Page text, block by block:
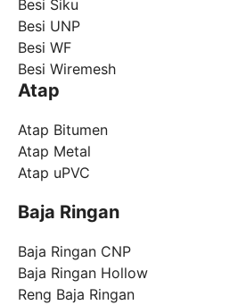
Besi Siku
Besi UNP
Besi WF
Besi Wiremesh
Atap
Atap Bitumen
Atap Metal
Atap uPVC
Baja Ringan
Baja Ringan CNP
Baja Ringan Hollow
Reng Baja Ringan